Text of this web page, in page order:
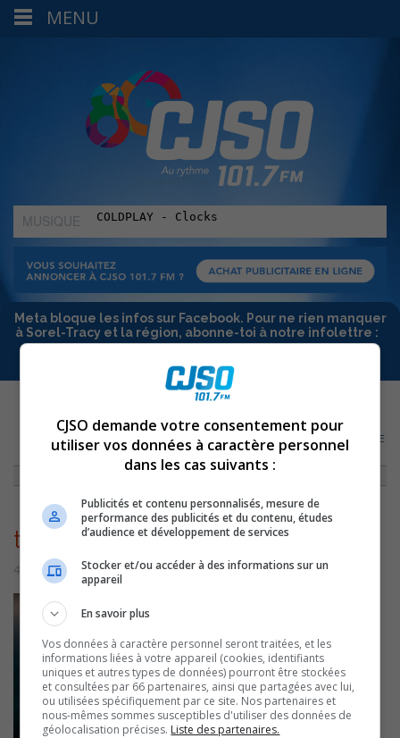
MUSIQUE
:
Meta bloque les infos sur Facebook. Pour ne rien manquer
à Sorel-Tracy et la région, abonne-toi à notre infolettre :
ACCUEIL» ENTREVUES
MYRIAM ARPIN // LES ENFANTS CHEZ DUCEPPE
THUMBNAIL_CRS3RWSQ (1)
thumbnail_CrS3RWsQ (1)
4 mars 2020 | Par Équipe CJSO
MENU
CJSO demande votre consentement pour
utiliser vos données à caractère personnel
dans les cas suivants :
Publicités et contenu personnalisés, mesure de
performance des publicités et du contenu, études
d’audience et développement de services
Stocker et/ou accéder à des informations sur un
appareil
En savoir plus
Vos données à caractère personnel seront traitées, et les
informations liées à votre appareil (cookies, identifiants
uniques et autres types de données) pourront être stockées
et consultées par 66 partenaires, ainsi que partagées avec lui,
ou utilisées spécifiquement par ce site. Nos partenaires et
nous-mêmes sommes susceptibles d'utiliser des données de
géolocalisation précises. Liste des partenaires.